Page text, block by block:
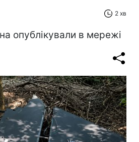
2 хв
опублікували в мережі